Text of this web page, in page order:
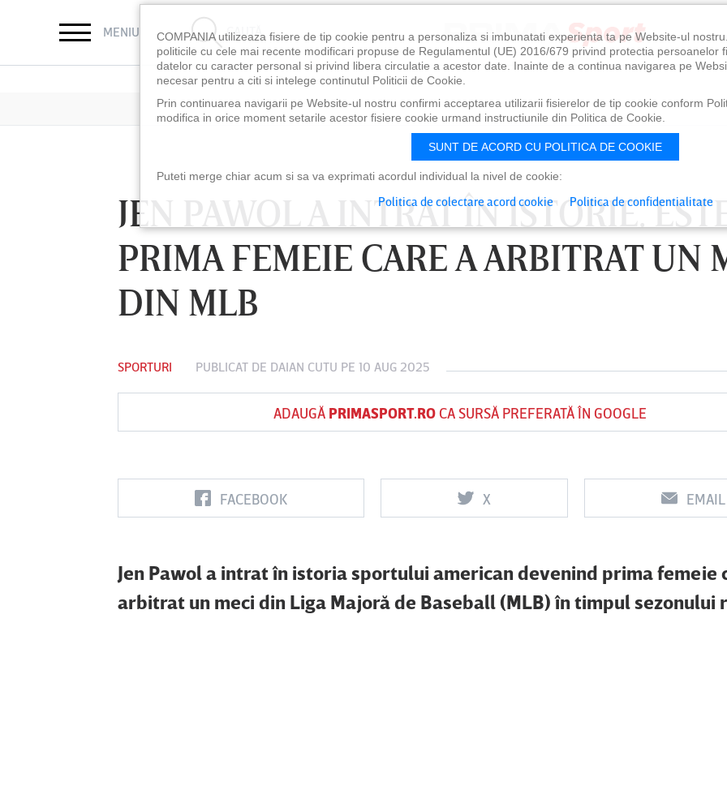
MENIU CAUTĂ
JEN PAWOL A INTRAT ÎN ISTORIE. ESTE
PRIMA FEMEIE CARE A ARBITRAT UN
DIN MLB
SPORTURI PUBLICAT DE DAIAN CUTU PE 10 AUG 2025
ADAUGĂ PRIMASPORT.ROCA SURSĂ PREFERATĂ ÎN GOOGLE
FACEBOOK X EMAIL
Jen Pawol a intrat în istoria sportului american devenind prima femeie
arbitrat un meci din Liga Majoră de Baseball (MLB) în timpul sezonului
FC Botoşani
Vs
Corvinul
Hunedoara
Sepsi OSK Sf
Vs
FCSB UTA Arad
0
Vs
Rapid
0
COMPANIA utilizeaza fisiere de tip cookie pentru a personaliza si imbunatati experienta ta pe Website-ul
politicile cu cele mai recente modificari propuse de Regulamentul (UE) 2016/679 privind protectia persoanelor
datelor cu caracter personal si privind libera circulatie a acestor date. Inainte de a continua navigarea pe
necesar pentru a citi si intelege continutul Politicii de Cookie.
Prin continuarea navigarii pe Website-ul nostru confirmi acceptarea utilizarii fisierelor de tip cookie conform
modifica in orice moment setarile acestor fisiere cookie urmand instructiunile din Politica de Cookie.
SUNT DE ACORD CU POLITICA DE COOKIE
Puteti merge chiar acum si sa va exprimati acordul individual la nivel de cookie:
Politica de colectare acord cookie Politica de confidentialitate